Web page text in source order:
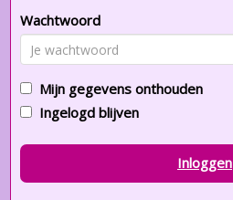
Wachtwoord
Mijn gegevens onthouden
Ingelogd blijven
Inloggen